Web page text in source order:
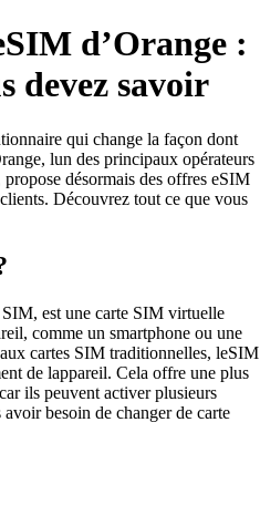
d’Orange :
devez savoir
qui change la façon dont
lun des principaux opérateurs
désormais des offres eSIM
Découvrez tout ce que vous
est une carte SIM virtuelle
comme un smartphone ou une
cartes SIM traditionnelles, leSIM
de lappareil. Cela offre une plus
ils peuvent activer plusieurs
besoin de changer de carte